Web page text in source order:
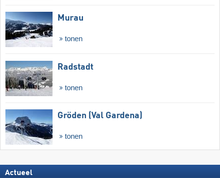
Murau
tonen
Radstadt
tonen
Gröden (Val Gardena)
tonen
Actueel